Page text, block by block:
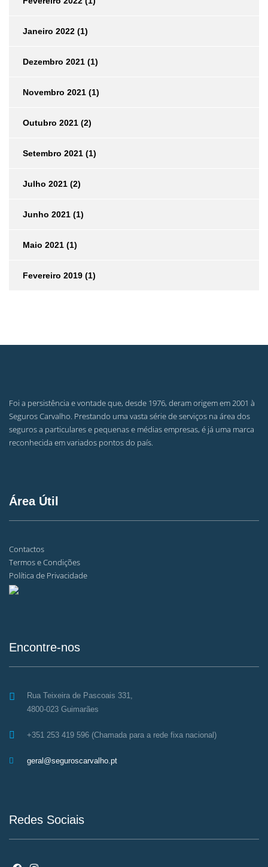
Janeiro 2022 (1)
Dezembro 2021 (1)
Novembro 2021 (1)
Outubro 2021 (2)
Setembro 2021 (1)
Julho 2021 (2)
Junho 2021 (1)
Maio 2021 (1)
Fevereiro 2019 (1)
Foi a persistência e vontade que, desde 1976, deram origem em 2001 à
Seguros Carvalho. Prestando uma vasta série de serviços na área dos
seguros a particulares e pequenas e médias empresas, é já uma marca
reconhecida em variados pontos do país.
Área Útil
Contactos
Termos e Condições
Política de Privacidade
Encontre-nos
Rua Teixeira de Pascoais 331,
4800-023 Guimarães
+351 253 419 596 (Chamada para a rede fixa nacional)
geral@seguroscarvalho.pt
Redes Sociais